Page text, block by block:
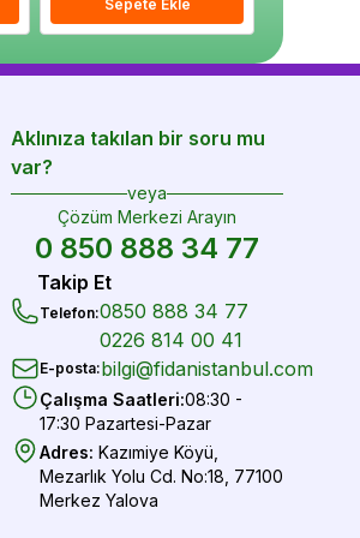
Sepete EkleSepete Ekle
Aklınıza takılan bir soru mu
var?
veya
Çözüm Merkezi Arayın
0 850 888 34 77
Takip Et
Telefon:0850 888 34 77
0226 814 00 41
E-posta:bilgi@fidanistanbul.com
Çalışma Saatleri:08:30 -
17:30 Pazartesi-Pazar
Adres: Kazımiye Köyü,
Mezarlık Yolu Cd. No:18, 77100
Merkez Yalova